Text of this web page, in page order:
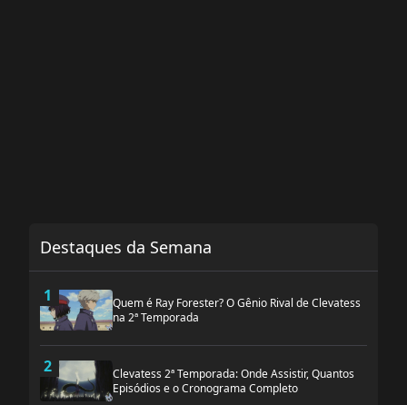
Destaques da Semana
1
Quem é Ray Forester? O Gênio Rival de Clevatess
na 2ª Temporada
2
Clevatess 2ª Temporada: Onde Assistir, Quantos
Episódios e o Cronograma Completo